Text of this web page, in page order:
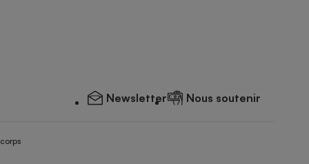
Newsletter Nous soutenir